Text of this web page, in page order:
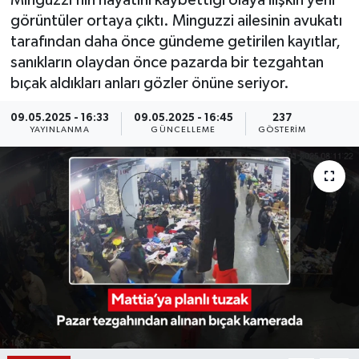
görüntüler ortaya çıktı. Minguzzi ailesinin avukatı
tarafından daha önce gündeme getirilen kayıtlar,
sanıkların olaydan önce pazarda bir tezgahtan
bıçak aldıkları anları gözler önüne seriyor.
09.05.2025 - 16:33
YAYINLANMA
09.05.2025 - 16:45
GÜNCELLEME
237
GÖSTERIM
KÜLTÜR SANAT
YAŞAM
LIFE
SARIGÖL
SARUHANLI
SELENDİ
KIRKAĞAÇ
DEMİRCİ
GÖLMARMARA
GÖRDES
KÖPRÜBAŞI
SOMA
KÖPRÜBAŞI
KULA
SALİHLİ
SARIGÖL
SARUHANLI
ŞEHZADELER
SELENDİ
SOMA
TURGUTLU
EKONOMİ
EĞİTİM
KÜLTÜR SANAT
SPOR
YAŞAM
LIFE
BİLİM VE TEKNOLOJİ
YAZARLAR
MANİSA'NIN YÖRESEL LEZZETLERİ